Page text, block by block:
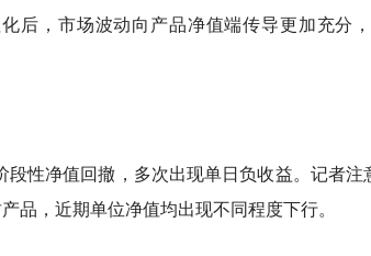
后，市场波动向产品净值端传导更加充分
段性净值回撤，多次出现单日负收益。记者注
品，近期单位净值均出现不同程度下行。